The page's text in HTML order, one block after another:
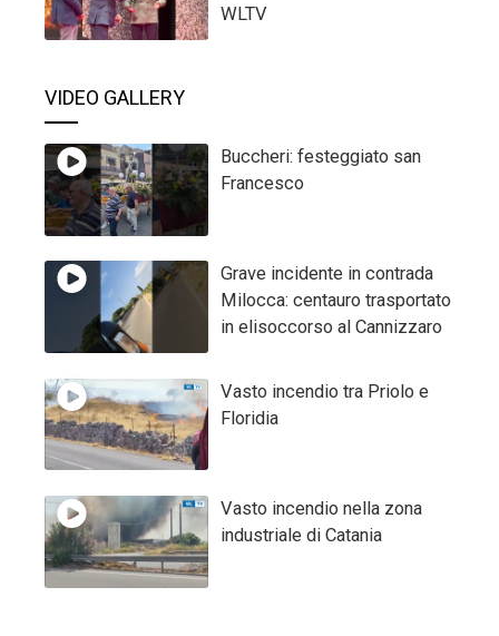
WLTV
VIDEO GALLERY
Buccheri: festeggiato san
Francesco
Grave incidente in contrada
Milocca: centauro trasportato
in elisoccorso al Cannizzaro
Vasto incendio tra Priolo e
Floridia
Vasto incendio nella zona
industriale di Catania